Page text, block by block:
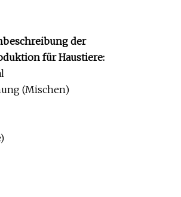
der
für Haustiere:
(Mischen)